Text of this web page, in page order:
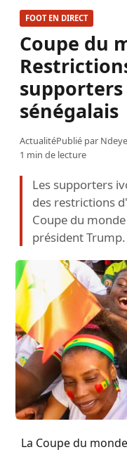
FOOT EN DIRECT
Coupe du
sénégalais
ActualitéPublié par
1 min de lecture
Les supporters
des restrictions
Coupe du
président Trump.
La Coupe du